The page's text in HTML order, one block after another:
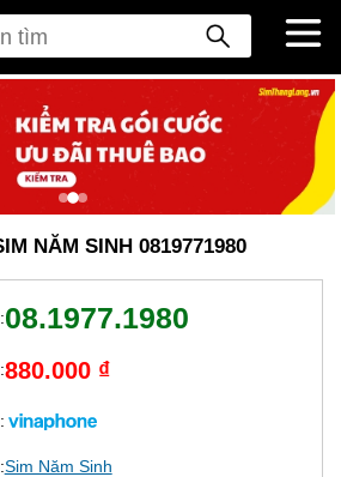
NĂM SINH 0819771980
08.1977.1980
880.000 ₫
Sim Năm Sinh